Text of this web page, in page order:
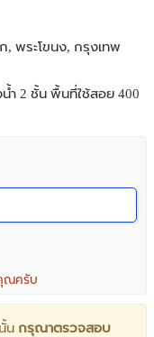
, พระโขนง, กรุงเทพ
ำ 2 ชั้น พื้นที่ใช้สอย 400
ณครับ
น กรุณาตรวจสอบ